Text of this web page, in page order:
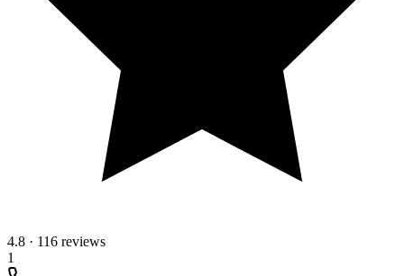
4.8 · 116 reviews
1